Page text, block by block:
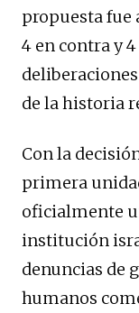
propuesta fue
4 en contra y
de la historia
Con la
primera
oficialmente
institución
denuncias de
humanos